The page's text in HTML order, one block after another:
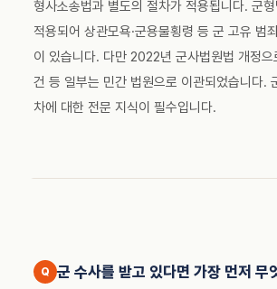
형사소송법과 별도의 절차가 적용됩니다. 군형
적용되어 상관모욕·군용물횡령 등 군 고유 범
이 있습니다. 다만 2022년 군사법원법 개정으
건 등 일부는 민간 법원으로 이관되었습니다.
차에 대한 전문 지식이 필수입니다.
군 수사를 받고 있다면 가장 먼저 무